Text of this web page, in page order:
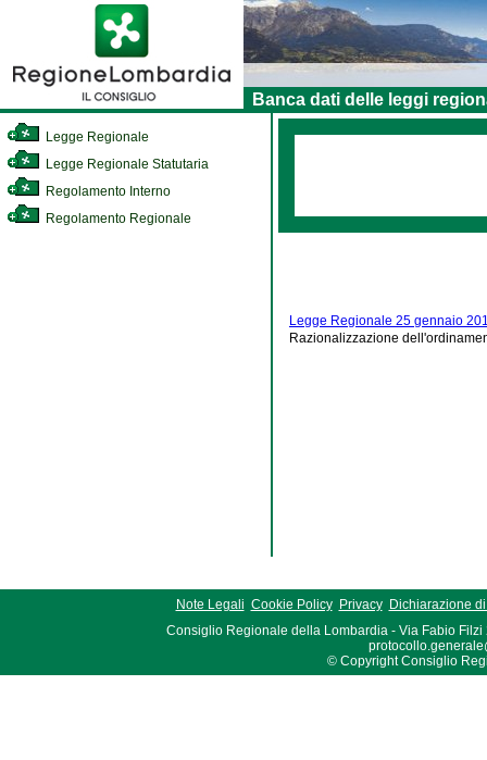
Banca dati delle leggi
Legge Regionale
Legge Regionale Statutaria
Regolamento Interno
Regolamento Regionale
Legge Regionale 25 gennaio
Razionalizzazione
Note Legali Cookie Policy Privacy
Dichiarazione
Consiglio Regionale della Lombardia - Via Fabio Filzi
© Copyright Consiglio